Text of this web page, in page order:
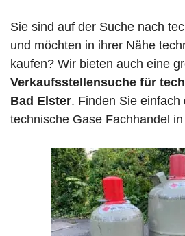
Sie sind auf der Suche nach
und möchten in ihrer Nähe
kaufen? Wir bieten auch eine
Verkaufsstellensuche für
Bad Elster. Finden Sie einfach
technische Gase Fachhandel